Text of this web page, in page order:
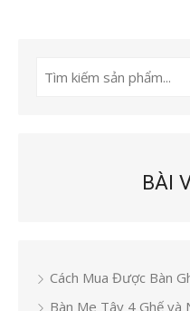
BÀI
Cách Mua Được Bàn
Bàn Me Tây 4 Ghế và